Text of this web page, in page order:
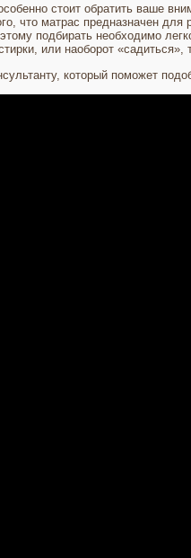
стоит обратить ваше
что матрас предназначен для
подбирать необходимо
или наоборот
который поможет